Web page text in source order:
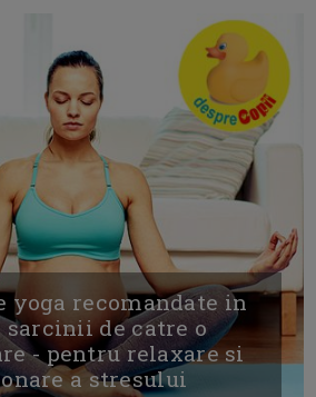
yoga recomandate in
de catre o
- pentru relaxare si
a stresului